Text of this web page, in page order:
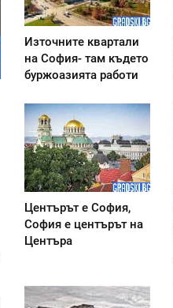
Източните квартали
на София- там където
буржоазията работи
Центърът е София,
София е центърът на
Центъра